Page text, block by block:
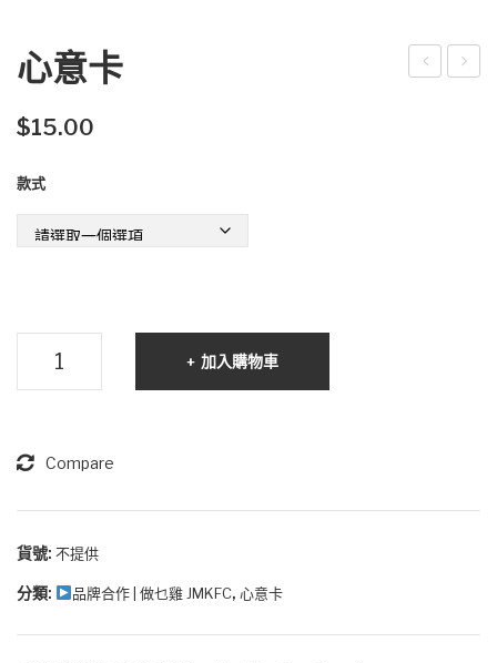
心意卡
$15.00
款式
量
加入購物車
Compare
貨號: 不提供
分類: 品牌合作 | 做乜雞 JMKFC, 心意卡